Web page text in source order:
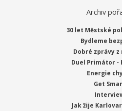
Archiv
30 let Městské
Bydleme
Dobré zprávy z
Duel Primátor -
Energie
Get
Jak žije